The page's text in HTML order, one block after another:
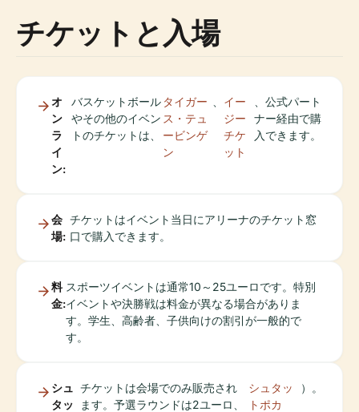
チケットと入場
オ
ン
ラ
イ
ン:
バスケットボール
やその他のイベン
トのチケットは、
タイガー
ス・テュ
ービンゲ
ン
イー
ジー
チケ
ット
、公式パート
ナー経由で購
入できます。
会
場:
チケットはイベント当日にアリーナのチケット窓
口で購入できます。
料
金:
スポーツイベントは通常10～25ユーロです。特別
イベントや決勝戦は料金が異なる場合がありま
す。学生、高齢者、子供向けの割引が一般的で
す。
シュ
タッ
チケットは会場でのみ販売され
ます。予選ラウンドは2ユーロ、
シュタッ
トポカ
）。